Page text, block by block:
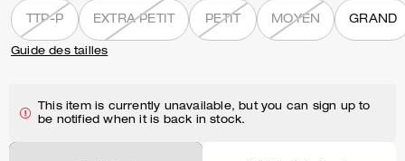
TTP-P EXTRA PETIT PETIT MOYEN GRAND
Guide des tailles
This item is currently unavailable, but you can sign up to
be notified when it is back in stock.